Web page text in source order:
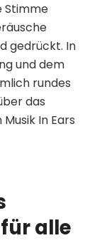
Stimme
gedrückt. In
und dem
rundes
das
In Ears
alle